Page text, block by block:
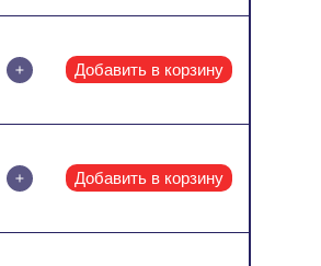
Добавить в корзину
Добавить в корзину